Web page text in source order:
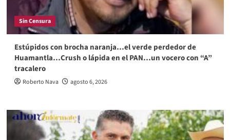
Sin Censura
Estúpidos con brocha naranja…el verde perdedor de
Huamantla…Crush o lápida en el PAN…un vocero con “A”
tracalero
Roberto Nava agosto 6, 2026